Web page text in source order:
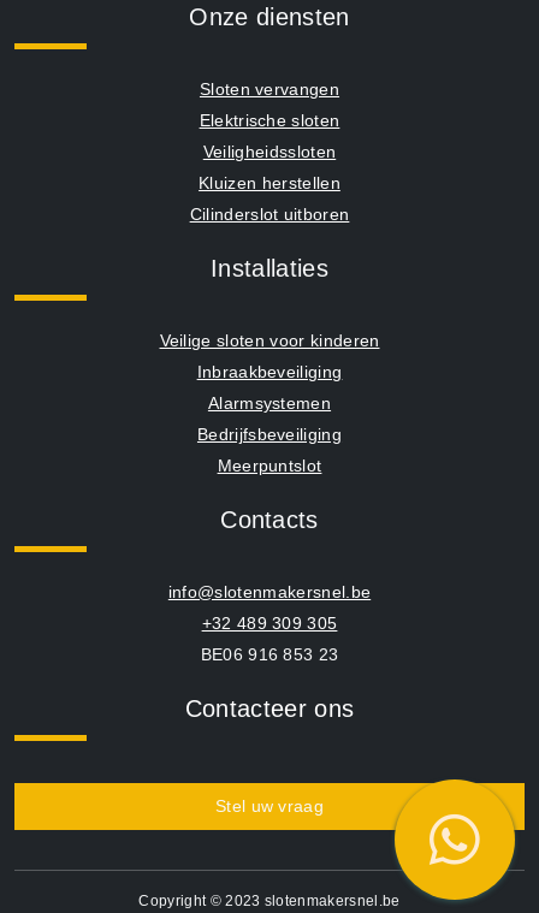
Onze diensten
Sloten vervangen
Elektrische sloten
Veiligheidssloten
Kluizen herstellen
Cilinderslot uitboren
Installaties
Veilige sloten voor kinderen
Inbraakbeveiliging
Alarmsystemen
Bedrijfsbeveiliging
Meerpuntslot
Contacts
info@slotenmakersnel.be
+32 489 309 305
BE06 916 853 23
Contacteer ons
Stel uw vraag
Copyright © 2023 slotenmakersnel.be